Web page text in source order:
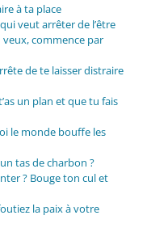
à ta place
veut arrêter de l’être
commence par
de te laisser distraire
un plan et que tu fais
le monde bouffe les
tas de charbon ?
? Bouge ton cul et
la paix à votre